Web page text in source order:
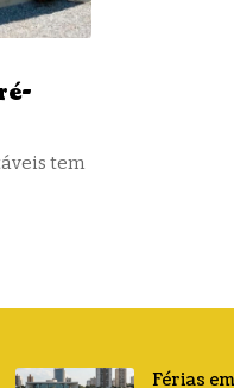
tem
Férias